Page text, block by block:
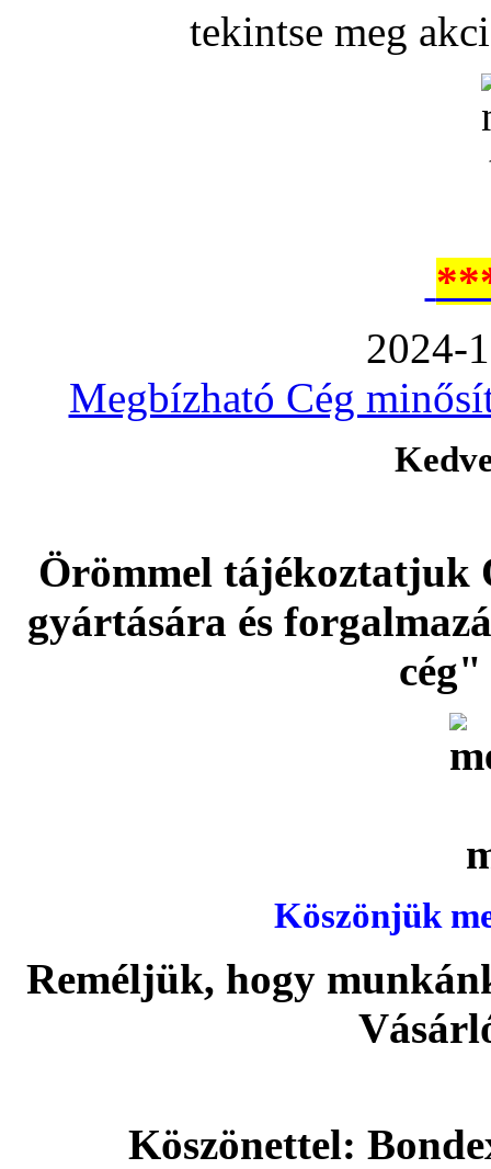
tekintse meg
2024-
Megbízható Cég
Örömmel tájékoztatjuk
gyártására és
Köszönjük
Reméljük, hogy
Köszönettel: